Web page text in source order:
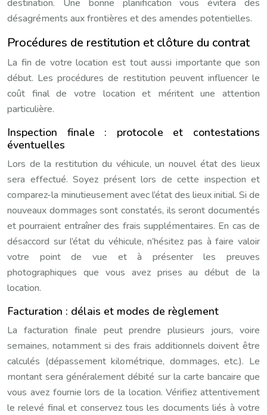
destination. Une bonne planification vous évitera des
désagréments aux frontières et des amendes potentielles.
Procédures de restitution et clôture du contrat
La fin de votre location est tout aussi importante que son
début. Les procédures de restitution peuvent influencer le
coût final de votre location et méritent une attention
particulière.
Inspection finale : protocole et contestations
éventuelles
Lors de la restitution du véhicule, un nouvel état des lieux
sera effectué. Soyez présent lors de cette inspection et
comparez-la minutieusement avec l’état des lieux initial. Si de
nouveaux dommages sont constatés, ils seront documentés
et pourraient entraîner des frais supplémentaires. En cas de
désaccord sur l’état du véhicule, n’hésitez pas à faire valoir
votre point de vue et à présenter les preuves
photographiques que vous avez prises au début de la
location.
Facturation : délais et modes de règlement
La facturation finale peut prendre plusieurs jours, voire
semaines, notamment si des frais additionnels doivent être
calculés (dépassement kilométrique, dommages, etc.). Le
montant sera généralement débité sur la carte bancaire que
vous avez fournie lors de la location. Vérifiez attentivement
le relevé final et conservez tous les documents liés à votre